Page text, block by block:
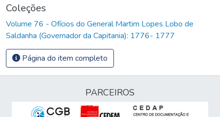
Coleções
Volume 76 - Ofícios do General Martim Lopes Lobo de
Saldanha (Governador da Capitania): 1776- 1777
Página do item completo
PARCEIROS